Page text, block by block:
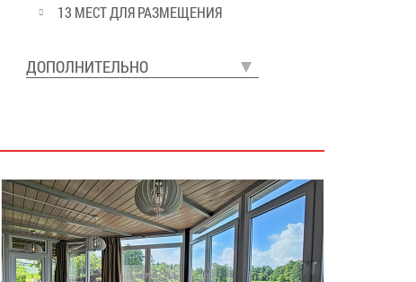
13 МЕСТ ДЛЯ РАЗМЕЩЕНИЯ
ДОПОЛНИТЕЛЬНО